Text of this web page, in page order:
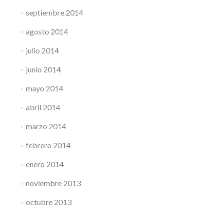
septiembre 2014
agosto 2014
julio 2014
junio 2014
mayo 2014
abril 2014
marzo 2014
febrero 2014
enero 2014
noviembre 2013
octubre 2013